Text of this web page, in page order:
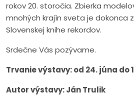
rokov 20. storočia. Zbierka
mnohých krajín sveta je dokonca
Slovenskej knihe rekordov.
Srdečne Vás pozývame.
Trvanie výstavy: od 24. júna do
Autor výstavy: Ján Trulik